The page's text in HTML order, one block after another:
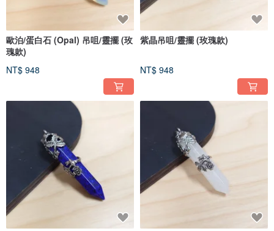
歐泊/蛋白石 (Opal) 吊咀/靈擺 (玫
瑰款)
NT$ 948
紫晶吊咀/靈擺 (玫瑰款)
NT$ 948